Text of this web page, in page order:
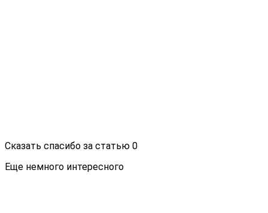
Сказать спасибо за статью 0
Еще немного интересного